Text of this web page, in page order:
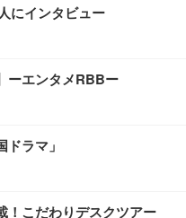
にインタビュー
ーエンタメRBBー
ラマ」
！こだわりデスクツアー